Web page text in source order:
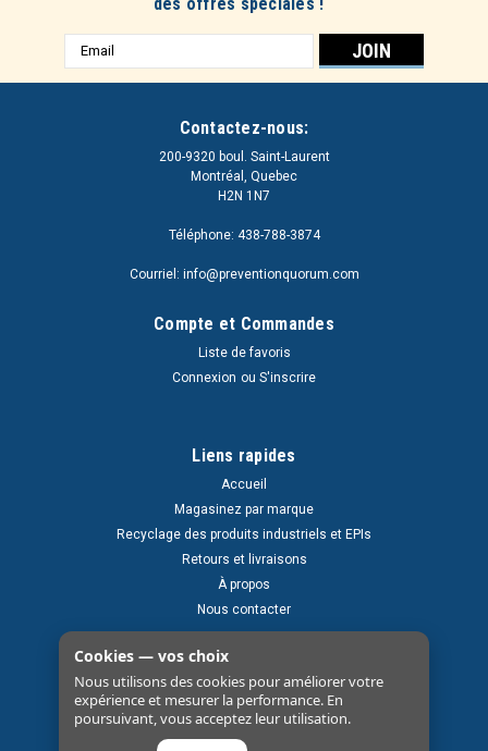
Adresse
e-
Contactez-nous:
200-9320 boul. Saint-Laurent
Montréal, Quebec
H2N 1N7
Téléphone: 438-788-3874
Courriel: info@preventionquorum.com
Compte et Commandes
Liste de favoris
Connexion ou S'inscrire
Liens rapides
Accueil
Magasinez par marque
Recyclage des produits industriels et EPIs
Retours et livraisons
À propos
Nous contacter
Cookies — vos choix
Nous utilisons des cookies pour améliorer votre
expérience et mesurer la performance. En
poursuivant, vous acceptez leur utilisation.